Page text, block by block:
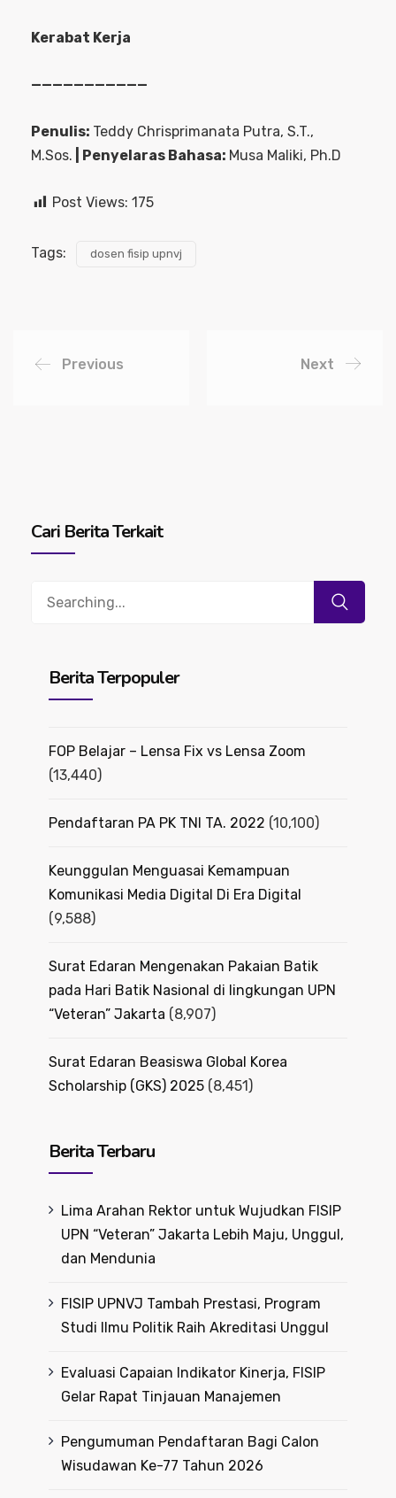
Kerabat Kerja
———————————
Penulis: Teddy Chrisprimanata Putra, S.T.,
M.Sos. | Penyelaras Bahasa: Musa Maliki, Ph.D
Post Views: 175
Tags: dosen fisip upnvj
Previous Next
Cari Berita Terkait
Search
Berita Terpopuler
FOP Belajar – Lensa Fix vs Lensa Zoom
(13,440)
Pendaftaran PA PK TNI TA. 2022 (10,100)
Keunggulan Menguasai Kemampuan
Komunikasi Media Digital Di Era Digital
(9,588)
Surat Edaran Mengenakan Pakaian Batik
pada Hari Batik Nasional di lingkungan UPN
“Veteran” Jakarta (8,907)
Surat Edaran Beasiswa Global Korea
Scholarship (GKS) 2025 (8,451)
Berita Terbaru
Lima Arahan Rektor untuk Wujudkan FISIP
UPN “Veteran” Jakarta Lebih Maju, Unggul,
dan Mendunia
FISIP UPNVJ Tambah Prestasi, Program
Studi Ilmu Politik Raih Akreditasi Unggul
Evaluasi Capaian Indikator Kinerja, FISIP
Gelar Rapat Tinjauan Manajemen
Pengumuman Pendaftaran Bagi Calon
Wisudawan Ke-77 Tahun 2026